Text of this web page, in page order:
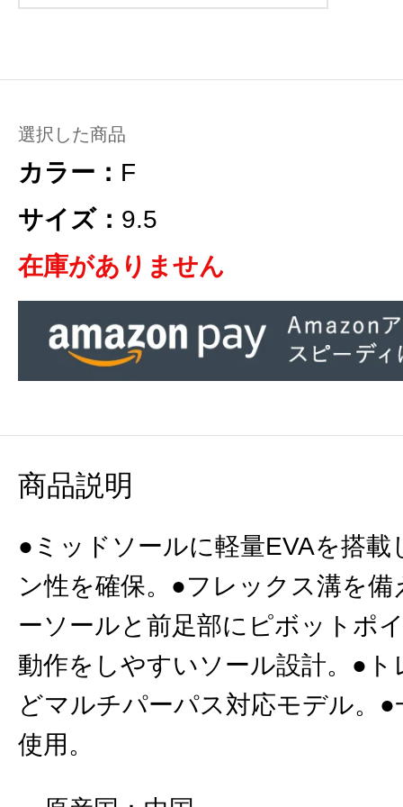
選択した商品
カラー： F
サイズ： 9.5
在庫がありません
商品説明
●ミッドソールに軽量EVAを搭
ン性を確保。●フレックス溝を
ーソールと前足部にピボットポ
動作をしやすいソール設計。●
どマルチパーパス対応モデル。
使用。